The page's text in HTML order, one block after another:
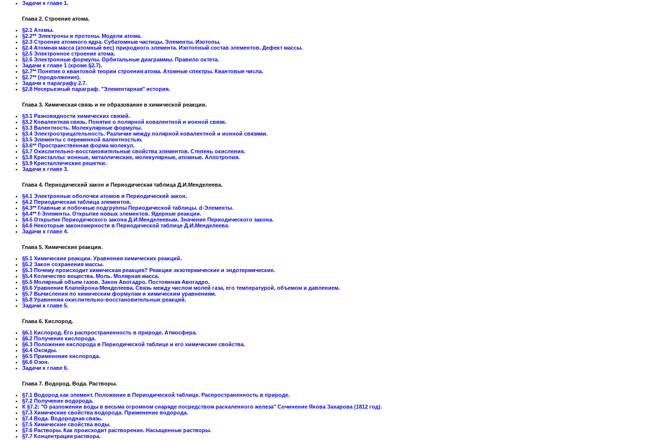
Задачи к главе 1.
Глава 2. Строение атома.
§2.1 Атомы.
§2.2** Электроны и протоны. Модели атома.
§2.3 Строение атомного ядра. Субатомные частицы. Элементы. Изотопы.
§2.4 Атомная масса (атомный вес) природного элемента. Изотопный состав элементов. Дефект массы.
§2.5 Электронное строение атома.
§2.6 Электронные формулы. Орбитальные диаграммы. Правило октета.
Задачи к главе 1 (кроме §2.7).
§2.7** Понятие о квантовой теории строения атома. Атомные спектры. Квантовые числа.
§2.7** (продолжение).
Задачи к параграфу 2.7.
§2.8 Несерьезный параграф. "Элементарная" история.
Глава 3. Химическая связь и ее образование в химической реакции.
§3.1 Разновидности химических связей.
§3.2 Ковалентная связь. Понятие о полярной ковалентной и ионной связи.
§3.3 Валентность. Молекулярные формулы.
§3.4 Электроотрицательность. Различие между полярной ковалентной и ионной связями.
§3.5 Элементы с переменной валентностью.
§3.6** Пространственная форма молекул.
§3.7 Окислительно-восстановительные свойства элементов. Степень окисления.
§3.8 Кристаллы: ионные, металлические, молекулярные, атомные. Аллотропия.
§3.9 Кристаллические решетки.
Задачи к главе 3.
Глава 4. Периодический закон и Периодическая таблица Д.И.Менделеева.
§4.1 Электронные оболочки атомов и Периодический закон.
§4.2 Периодическая таблица элементов.
§4.3** Главные и побочные подгруппы Периодической таблицы. d-Элементы.
§4.4** f-Элементы. Открытие новых элементов. Ядерные реакции.
§4.5 Открытие Периодического закона Д.И.Менделеевым. Значение Периодического закона.
§4.6 Некоторые закономерности в Периодической таблице Д.И.Менделеева.
Задачи к главе 4.
Глава 5. Химические реакции.
§5.1 Химические реакции. Уравнения химических реакций.
§5.2 Закон сохранения массы.
§5.3 Почему происходит химическая реакция? Реакции экзотермические и эндотермические.
§5.4 Количество вещества. Моль. Молярная масса.
§5.5 Молярный объем газов. Закон Авогадро. Постоянная Авогадро.
§5.6 Уравнение Клапейрона-Менделеева. Связь между числом молей газа, его температурой, объемом и давлением.
§5.7 Вычисления по химическим формулам и химическим уравнениям.
§5.8 Уравнения окислительно-восстановительных реакций.
Задачи к главе 5.
Глава 6. Кислород.
§6.1 Кислород. Его распространенность в природе. Атмосфера.
§6.2 Получение кислорода.
§6.3 Положение кислорода в Периодической таблице и его химические свойства.
§6.4 Оксиды.
§6.5 Применение кислорода.
§6.6 Озон.
Задачи к главе 6.
Глава 7. Водород. Вода. Растворы.
§7.1 Водород как элемент. Положение в Периодической таблице. Распространенность в природе.
§7.2 Получение водорода.
К §7.2: "О разложении воды в весьма огромном снаряде посредством раскаленного железа" Сочинение Якова Захарова (1812 год).
§7.3 Химические свойства водорода. Применение водорода.
§7.4 Вода. Водородная связь.
§7.5 Химические свойства воды.
§7.6 Растворы. Как происходит растворение. Насыщенные растворы.
§7.7 Концентрация раствора.